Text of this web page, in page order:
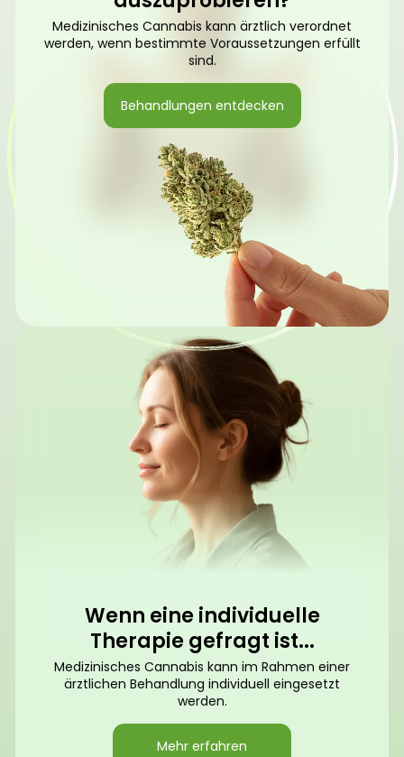
Medizinisches Cannabis kann ärztlich verordnet
werden, wenn bestimmte Voraussetzungen erfüllt
sind.
Behandlungen entdecken
Wenn eine individuelle
Therapie gefragt ist...
Medizinisches Cannabis kann im Rahmen einer
ärztlichen Behandlung individuell eingesetzt
werden.
Mehr erfahren